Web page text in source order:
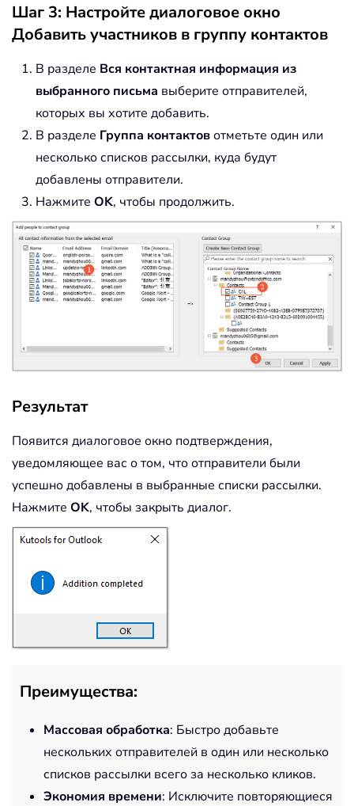
Шаг 3: Настройте диалоговое окно
Добавить участников в группу контактов
В разделе Вся контактная информация из
выбранного письма выберите отправителей,
которых вы хотите добавить.
В разделе Группа контактовотметьте один или
несколько списков рассылки, куда будут
добавлены отправители.
Нажмите OK, чтобы продолжить.
Результат
Появится диалоговое окно подтверждения,
уведомляющее вас о том, что отправители были
успешно добавлены в выбранные списки рассылки.
Нажмите OK, чтобы закрыть диалог.
Преимущества:
Массовая обработка: Быстро добавьте
нескольких отправителей в один или несколько
списков рассылки всего за несколько кликов.
Экономия времени: Исключите повторяющиеся